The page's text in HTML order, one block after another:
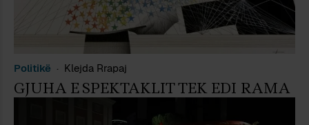
Politikë Klejda Rrapaj
GJUHA E SPEKTAKLIT TEK EDI RAMA